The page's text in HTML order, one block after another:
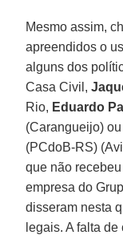
Mesmo assim,
apreendidos o
alguns dos
Casa Civil,
Rio, Eduardo
(Carangueijo)
(PCdoB-RS)
que não
empresa do
disseram nesta
legais. A falta